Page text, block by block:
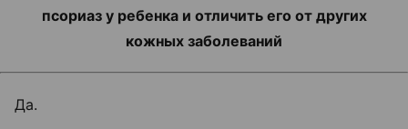
псориаз у ребенка и отличить его от других
кожных заболеваний
Да.